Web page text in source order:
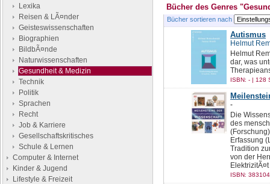
Lexika
Reisen & LÃ¤nder
Geisteswissenschaften
Biographien
BildbÃ¤nde
Naturwissenschaften
Gesundheit & Medizin
Technik
Politik
Sprachen
Recht
Job & Karriere
Gesellschaftskritisches
Schule & Lernen
Computer & Internet
Kinder & Jugend
Lifestyle & Freizeit
Bücher des Genres
Bücher sortieren nach
Autismus
Helmut
Helmut
dar, was
ISBN: - | 128
-
Die
des
Erfassung
Tradition
von der
ISBN: